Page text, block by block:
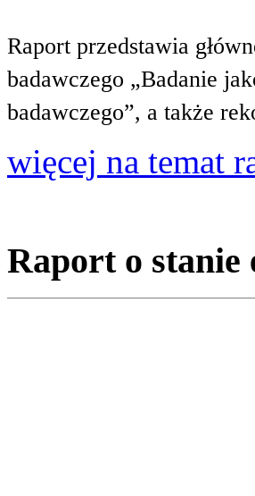
Raport przedstawia
badawczego „Badanie
badawczego”, a także
więcej na temat
Raport o stanie